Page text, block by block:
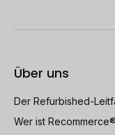
Über uns
Der Refurbished-
Wer ist